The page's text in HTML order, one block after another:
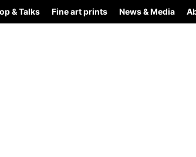
& Talks Fine art prints News & Media